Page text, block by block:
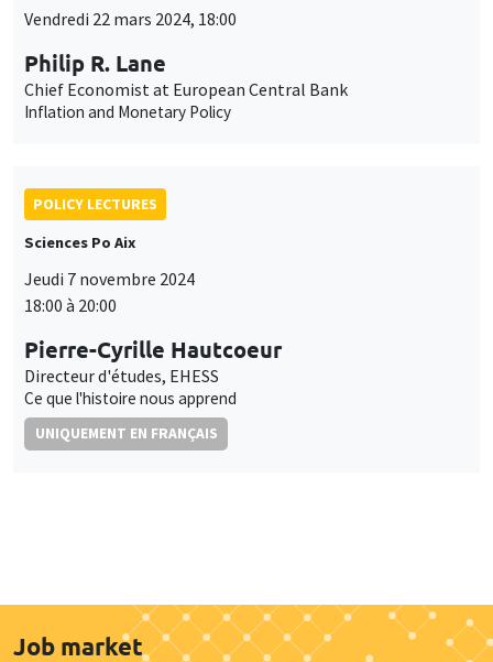
Vendredi 22 mars 2024, 18:00
Philip R. Lane
Chief Economist at European Central Bank
Inflation and Monetary Policy
POLICY LECTURES
Sciences Po Aix
Jeudi 7 novembre 2024
18:00 à 20:00
Pierre-Cyrille Hautcoeur
Directeur d'études, EHESS
Ce que l'histoire nous apprend
UNIQUEMENT EN FRANÇAIS
Job market